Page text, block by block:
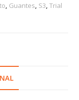
, Guantes, S3,Trial